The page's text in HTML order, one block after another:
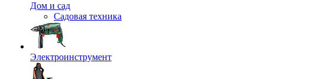
Дом и сад
Садовая техника
Электроинструмент